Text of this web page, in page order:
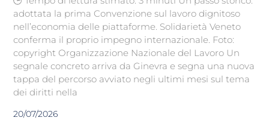
adottata la prima Convenzione sul lavoro dignitoso
nell’economia delle piattaforme. Solidarietà Veneto
conferma il proprio impegno internazionale. Foto:
copyright Organizzazione Nazionale del Lavoro Un
segnale concreto arriva da Ginevra e segna una nuova
tappa del percorso avviato negli ultimi mesi sul tema
dei diritti nella
20/07/2026